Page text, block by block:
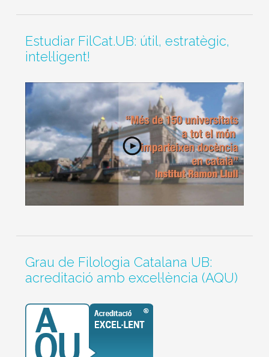
Estudiar FilCat.UB: útil, estratègic,
intel·ligent!
Grau de Filologia Catalana UB:
acreditació amb excel·lència (AQU)